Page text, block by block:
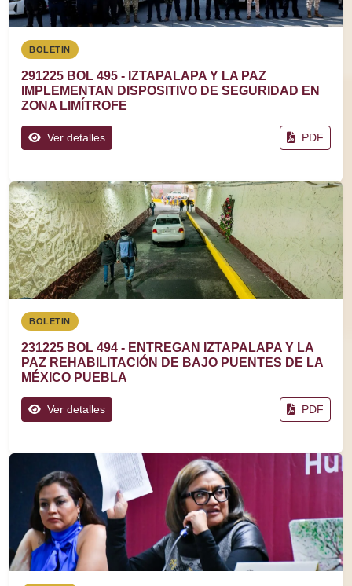
BOLETIN
291225 BOL 495 - IZTAPALAPA Y LA PAZ
IMPLEMENTAN DISPOSITIVO DE SEGURIDAD EN
ZONA LIMÍTROFE
Ver detalles PDF
BOLETIN
231225 BOL 494 - ENTREGAN IZTAPALAPA Y LA
PAZ REHABILITACIÓN DE BAJO PUENTES DE LA
MÉXICO PUEBLA
Ver detalles PDF